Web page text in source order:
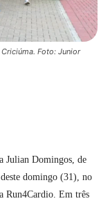
Foto: Junior
Julian Domingos, de
domingo (31), no
Run4Cardio. Em três